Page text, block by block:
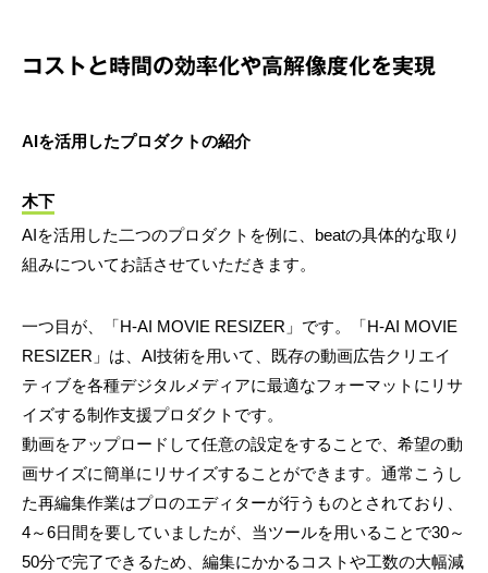
コストと時間の効率化や高解像度化を実現
AIを活用したプロダクトの紹介
木下
AIを活用した二つのプロダクトを例に、beatの具体的な取り
組みについてお話させていただきます。
一つ目が、「H-AI MOVIE RESIZER」です。「H-AI MOVIE
RESIZER」は、AI技術を用いて、既存の動画広告クリエイ
ティブを各種デジタルメディアに最適なフォーマットにリサ
イズする制作支援プロダクトです。
動画をアップロードして任意の設定をすることで、希望の動
画サイズに簡単にリサイズすることができます。通常こうし
た再編集作業はプロのエディターが行うものとされており、
4～6日間を要していましたが、当ツールを用いることで30～
50分で完了できるため、編集にかかるコストや工数の大幅減